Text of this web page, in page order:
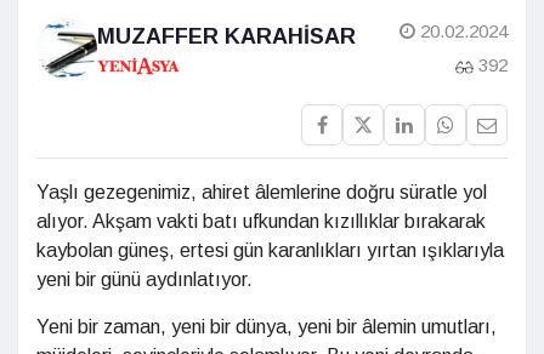
MUZAFFER KARAHISAR
20.02.2024
392
Yaşlı gezegenimiz, ahiret âlemlerine doğru süratle yol
alıyor. Akşam vakti batı ufkundan kızıllıklar bırakarak
kaybolan güneş, ertesi gün karanlıkları yırtan ışıklarıyla
yeni bir günü aydınlatıyor.
Yeni bir zaman, yeni bir dünya, yeni bir âlemin umutları,